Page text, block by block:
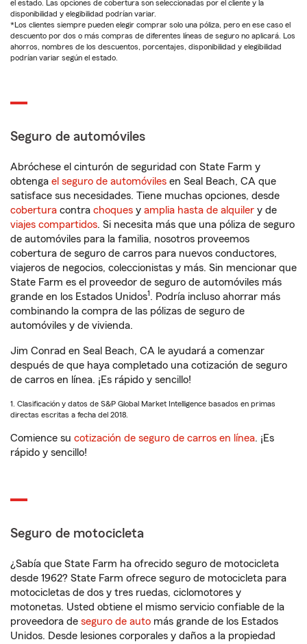
el estado. Las opciones de cobertura son seleccionadas por el cliente y la
disponibilidad y elegibilidad podrían variar.
*Los clientes siempre pueden elegir comprar solo una póliza, pero en ese caso el
descuento por dos o más compras de diferentes líneas de seguro no aplicará. Los
ahorros, nombres de los descuentos, porcentajes, disponibilidad y elegibilidad
podrían variar según el estado.
Seguro de automóviles
Abróchese el cinturón de seguridad con State Farm y
obtenga el seguro de automóviles en Seal Beach, CA que
satisface sus necesidades. Tiene muchas opciones, desde
cobertura contra choques y amplia hasta de alquiler y de
viajes compartidos. Si necesita más que una póliza de seguro
de automóviles para la familia, nosotros proveemos
cobertura de seguro de carros para nuevos conductores,
viajeros de negocios, coleccionistas y más. Sin mencionar que
State Farm es el proveedor de seguro de automóviles más
grande en los Estados Unidos1. Podría incluso ahorrar más
combinando la compra de las pólizas de seguro de
automóviles y de vivienda.
Jim Conrad en Seal Beach, CA le ayudará a comenzar
después de que haya completado una cotización de seguro
de carros en línea. ¡Es rápido y sencillo!
1. Clasificación y datos de S&P Global Market Intelligence basados en primas
directas escritas a fecha del 2018.
Comience su cotización de seguro de carros en línea. ¡Es
rápido y sencillo!
Seguro de motocicleta
¿Sabía que State Farm ha ofrecido seguro de motocicleta
desde 1962? State Farm ofrece seguro de motocicleta para
motocicletas de dos y tres ruedas, ciclomotores y
motonetas. Usted obtiene el mismo servicio confiable de la
proveedora de seguro de auto más grande de los Estados
Unidos. Desde lesiones corporales y daños a la propiedad